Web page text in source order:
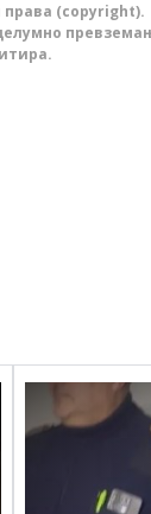
(copyright).